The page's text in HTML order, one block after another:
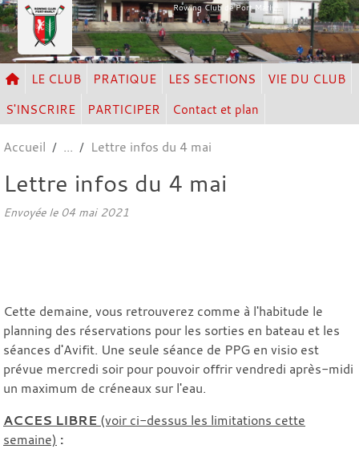
Rowing Club de Port Marly
LE CLUB PRATIQUE LES SECTIONS
VIE DU CLUB
S'INSCRIRE
PARTICIPER Contact et plan
Accueil Lettre infos du 4 mai
Lettre infos du 4 mai
Envoyée le 04 mai 2021
Cette demaine, vous retrouverez comme à l'habitude le
planning des réservations pour les sorties en bateau et les
séances d'Avifit. Une seule séance de PPG en visio est
prévue mercredi soir pour pouvoir offrir vendredi après-midi
un maximum de créneaux sur l'eau.
ACCES LIBRE (voir ci-dessus les limitations cette
semaine) :
Panneau de gestion des cookies